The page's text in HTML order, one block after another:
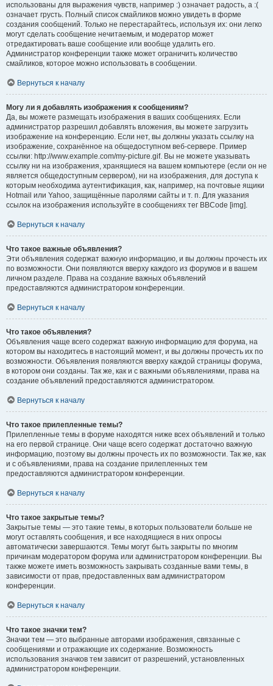
использованы для выражения чувств, например :) означает радость, а :(
означает грусть. Полный список смайликов можно увидеть в форме
создания сообщений. Только не перестарайтесь, используя их: они легко
могут сделать сообщение нечитаемым, и модератор может
отредактировать ваше сообщение или вообще удалить его.
Администратор конференции также может ограничить количество
смайликов, которое можно использовать в сообщении.
Вернуться к началу
Могу ли я добавлять изображения к сообщениям?
Да, вы можете размещать изображения в ваших сообщениях. Если
администратор разрешил добавлять вложения, вы можете загрузить
изображение на конференцию. Если нет, вы должны указать ссылку на
изображение, сохранённое на общедоступном веб-сервере. Пример
ссылки: http://www.example.com/my-picture.gif. Вы не можете указывать
ссылку ни на изображения, хранящиеся на вашем компьютере (если он не
является общедоступным сервером), ни на изображения, для доступа к
которым необходима аутентификация, как, например, на почтовые ящики
Hotmail или Yahoo, защищённые паролями сайты и т. п. Для указания
ссылок на изображения используйте в сообщениях тег BBCode [img].
Вернуться к началу
Что такое важные объявления?
Эти объявления содержат важную информацию, и вы должны прочесть их
по возможности. Они появляются вверху каждого из форумов и в вашем
личном разделе. Права на создание важных объявлений
предоставляются администратором конференции.
Вернуться к началу
Что такое объявления?
Объявления чаще всего содержат важную информацию для форума, на
котором вы находитесь в настоящий момент, и вы должны прочесть их по
возможности. Объявления появляются вверху каждой страницы форума,
в котором они созданы. Так же, как и с важными объявлениями, права на
создание объявлений предоставляются администратором.
Вернуться к началу
Что такое прилепленные темы?
Прилепленные темы в форуме находятся ниже всех объявлений и только
на его первой странице. Они чаще всего содержат достаточно важную
информацию, поэтому вы должны прочесть их по возможности. Так же, как
и с объявлениями, права на создание прилепленных тем
предоставляются администратором конференции.
Вернуться к началу
Что такое закрытые темы?
Закрытые темы — это такие темы, в которых пользователи больше не
могут оставлять сообщения, и все находящиеся в них опросы
автоматически завершаются. Темы могут быть закрыты по многим
причинам модератором форума или администратором конференции. Вы
также можете иметь возможность закрывать созданные вами темы, в
зависимости от прав, предоставленных вам администратором
конференции.
Вернуться к началу
Что такое значки тем?
Значки тем — это выбранные авторами изображения, связанные с
сообщениями и отражающие их содержание. Возможность
использования значков тем зависит от разрешений, установленных
администратором конференции.